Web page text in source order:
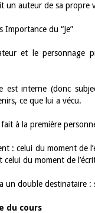
un auteur de sa propre
Importance du “Je”
et le personnage
est interne (donc
ce que lui a vécu.
à la première
: celui du moment de
celui du moment de
un double destinataire :
du cours